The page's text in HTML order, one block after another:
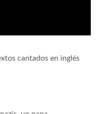
cantados en inglés